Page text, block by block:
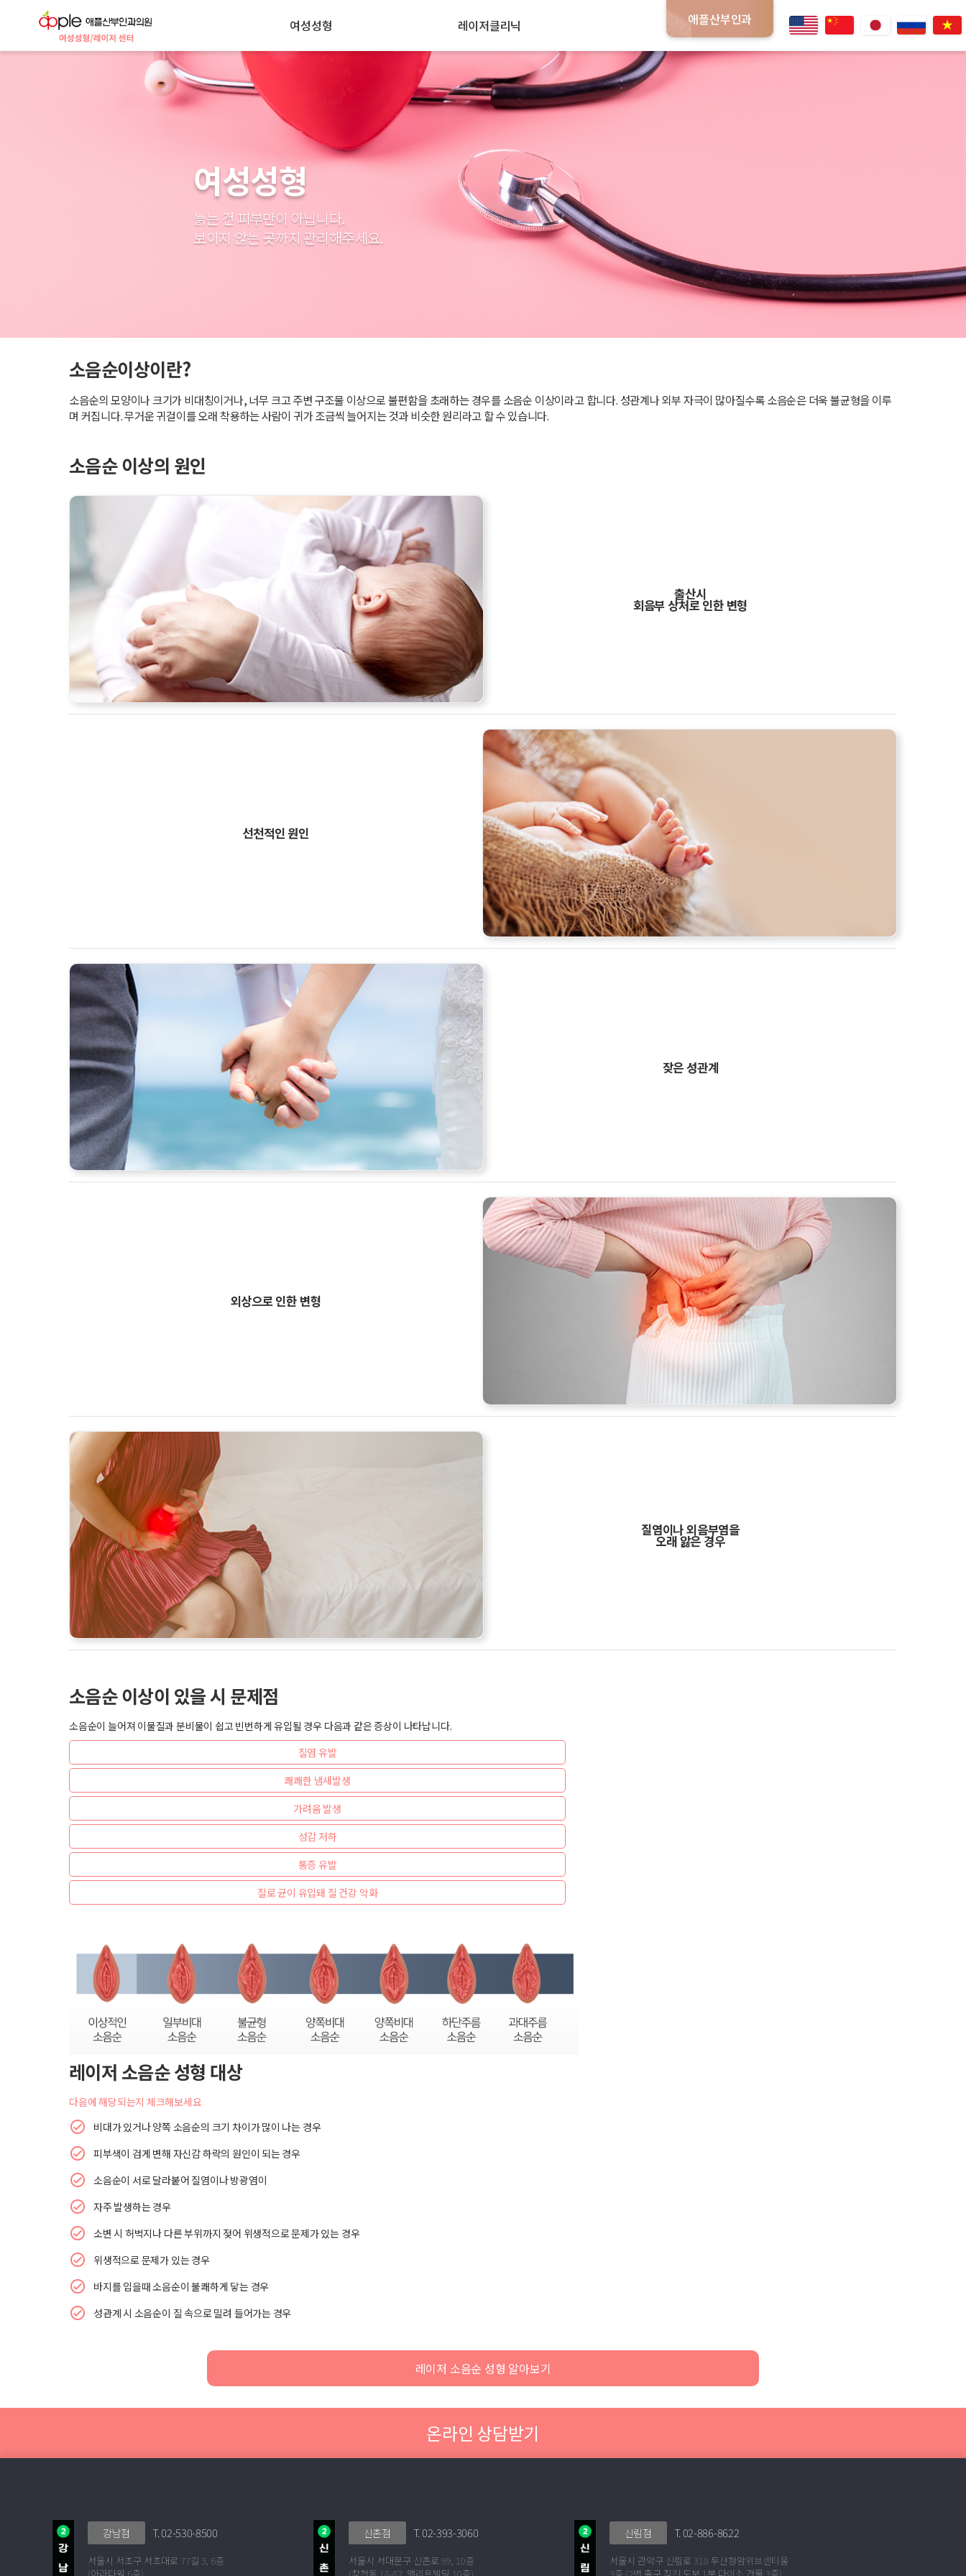
여성성형 레이저클리닉 애플산부인과
여성성형
늙는 건 피부만이 아닙니다.
보이지 않는 곳까지 관리해주세요.
소음순이상이란?
소음순의 모양이나 크기가 비대칭이거나, 너무 크고 주변 구조물 이상으로 불편함을 초래하는 경우를 소음순 이상이라고 합니다. 성관계나 외부 자극이 많아질수록 소음순은 더욱 불균형을 이루
며 커집니다. 무거운 귀걸이를 오래 착용하는 사람이 귀가 조금씩 늘어지는 것과 비슷한 원리라고 할 수 있습니다.
소음순 이상의 원인
출산시
회음부 상처로 인한 변형
선천적인 원인
잦은 성관계
외상으로 인한 변형
질염이나 외음부염을
오래 앓은 경우
소음순 이상이 있을 시 문제점
소음순이 늘어져 이물질과 분비물이 쉽고 빈번하게 유입될 경우 다음과 같은 증상이 나타납니다.
질염 유발
쾌쾌한 냄새발생
가려움 발생
성감 저하
통증 유발
질로 균이 유입돼 질 건강 악화
레이저 소음순 성형 대상
다음에 해당되는지 체크해보세요
비대가 있거나 양쪽 소음순의 크기 차이가 많이 나는 경우
피부색이 검게 변해 자신감 하락의 원인이 되는 경우
소음순이 서로 달라붙어 질염이나 방광염이
자주 발생하는 경우
소변 시 허벅지나 다른 부위까지 젖어 위생적으로 문제가 있는 경우
위생적으로 문제가 있는 경우
바지를 입을때 소음순이 불쾌하게 닿는 경우
성관계 시 소음순이 질 속으로 밀려 들어가는 경우
레이저 소음순 성형 알아보기
온라인 상담받기
강남점 T. 02-530-8500
서울시 서초구 서초대로 77길 3, 6층
신촌점 T. 02-393-3060
서울시 서대문구 신촌로 99, 10층
신림점 T. 02-886-8622
서울시 관악구 신림로 318 두산청암위브센티움